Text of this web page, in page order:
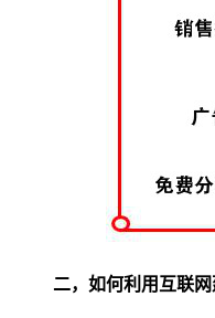
二，如何利用互联